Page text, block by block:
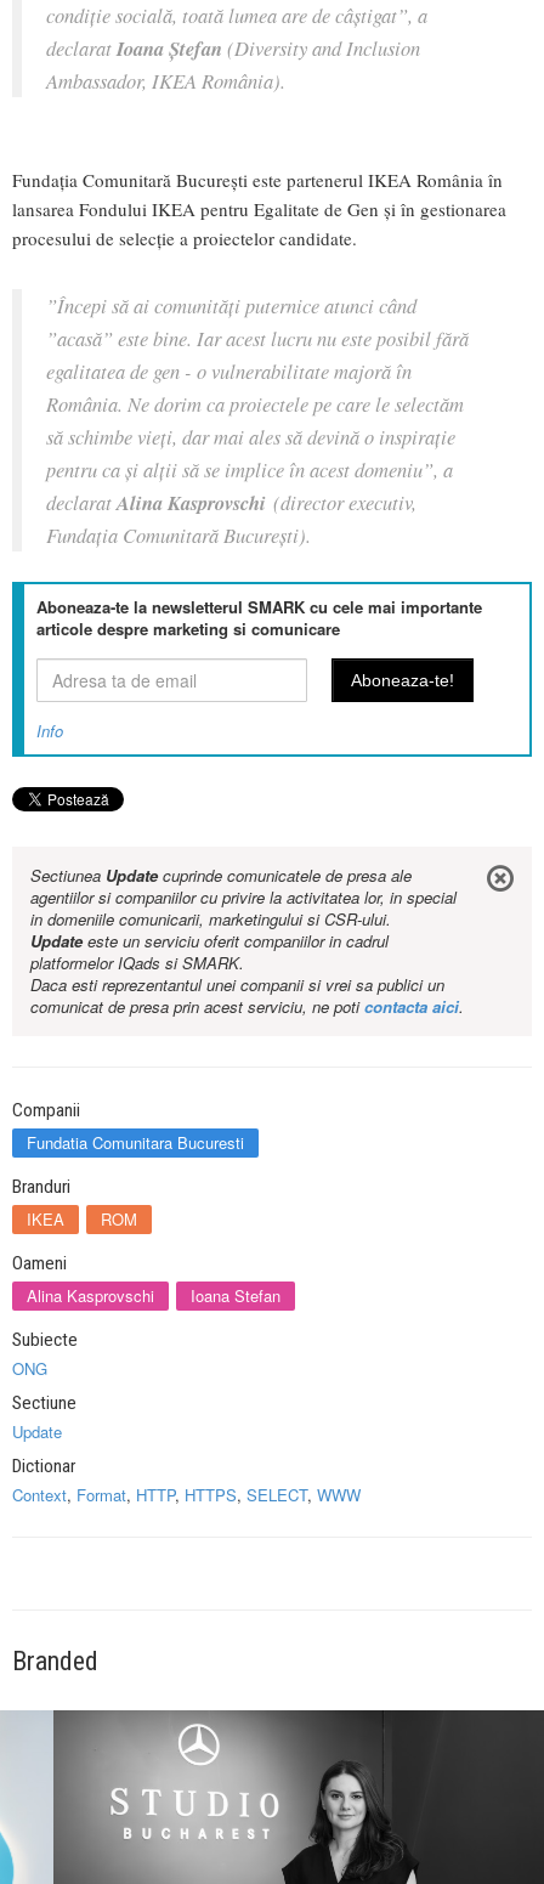
condiție socială, toată lumea are de câștigat”, a
declaratIoana Ștefan (Diversity and Inclusion
Ambassador, IKEA România).
Fundația Comunitară București este partenerul IKEA România în
lansarea Fondului IKEA pentru Egalitate de Gen și în gestionarea
procesului de selecție a proiectelor candidate.
”Începi să ai comunități puternice atunci când
”acasă” este bine. Iar acest lucru nu este posibil fără
egalitatea de gen - o vulnerabilitate majoră în
România. Ne dorim ca proiectele pe care le selectăm
să schimbe vieți, dar mai ales să devină o inspirație
pentru ca și alții să se implice în acest domeniu”, a
declaratAlina Kasprovschi (director executiv,
Fundația Comunitară București).
Aboneaza-te la newsletterul SMARK cu cele mai importante
articole despre marketing si comunicare
Info
Sectiunea Updatecuprinde comunicatele de presa ale
agentiilor si companiilor cu privire la activitatea lor, in special
in domeniile comunicarii, marketingului si CSR-ului.
Updateeste un serviciu oferit companiilor in cadrul
platformelor IQads si SMARK.
Daca esti reprezentantul unei companii si vrei sa publici un
comunicat de presa prin acest serviciu, ne poticontacta aici.
Companii
Fundatia Comunitara Bucuresti
Branduri
IKEA ROM
Oameni
Alina Kasprovschi Ioana Stefan
Subiecte
ONG
Sectiune
Update
Dictionar
Context, Format, HTTP, HTTPS, SELECT, WWW
Branded